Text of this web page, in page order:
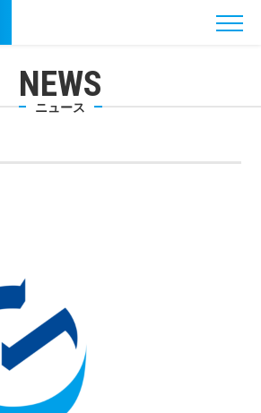
NEWS
ニュース